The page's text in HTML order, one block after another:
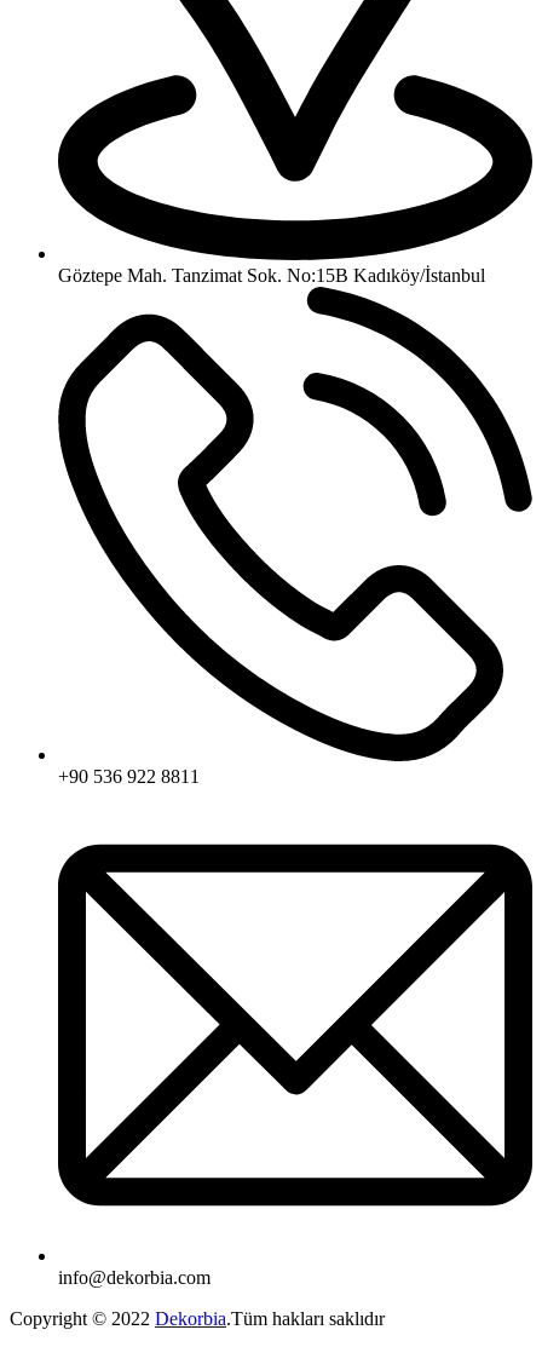
Göztepe Mah. Tanzimat Sok. No:15B Kadıköy/İstanbul
+90 536 922 8811
info@dekorbia.com
Copyright © 2022 Dekorbia.Tüm hakları saklıdır